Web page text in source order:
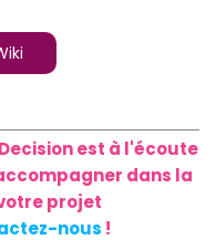
est à l'écoute
dans la
projet
nous !